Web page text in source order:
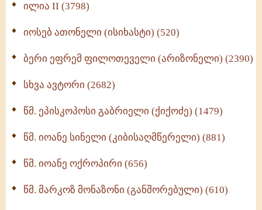
Wisdomge (514)
ქადაგებანი გაბრიელ ეპისკოპოსისა - II ტომი
სულიერი ცხოვრების სახელმძღვანელო -
ნაწილი II (369)
ილია II (3798)
იოსებ ათონელი (ისიხასტი) (520)
ბერი ეფრემ ფილოთეველი (არიზონელი) (2390)
სხვა ავტორი (2682)
წმ. ეპისკოპოსი გაბრიელი (ქიქოძე) (1479)
წმ. იოანე სინელი (კიბისაღმწერელი) (881)
წმ. იოანე ოქროპირი (656)
წმ. მარკოზ მონაზონი (განშორებული) (610)